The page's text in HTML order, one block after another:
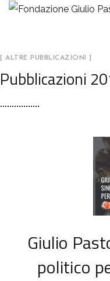
[ ALTRE PUBBLICAZIONI ]
Pubblicazioni
Giulio
politico